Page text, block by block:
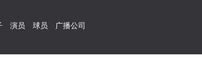
演员 球员 广播公司